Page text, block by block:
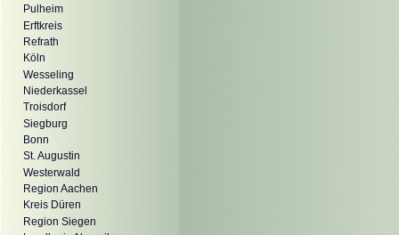
Pulheim
Erftkreis
Refrath
Köln
Wesseling
Niederkassel
Troisdorf
Siegburg
Bonn
St. Augustin
Westerwald
Region Aachen
Kreis Düren
Region Siegen